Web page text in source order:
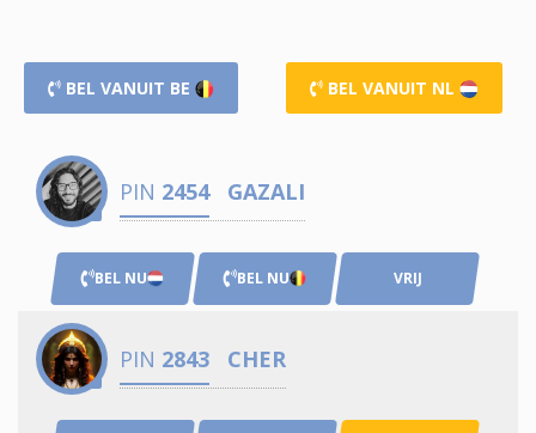
BEL VANUIT BE BEL VANUIT NL
PIN 2454 GAZALI
BEL NU BEL NU VRIJ
PIN 2843 CHER